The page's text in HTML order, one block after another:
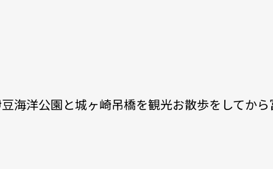
海洋公園と城ヶ崎吊橋を観光お散歩をしてから